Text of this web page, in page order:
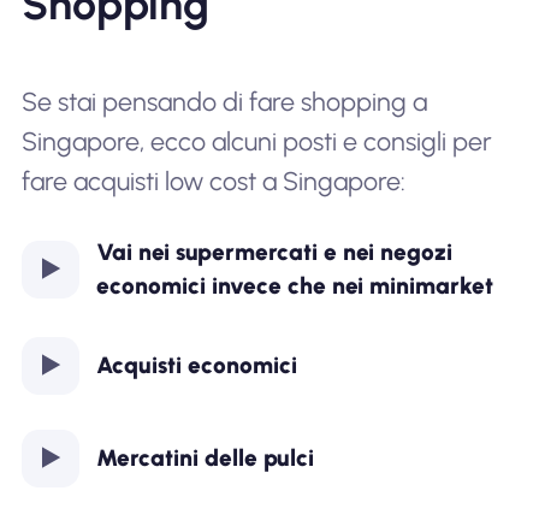
Se stai pensando di fare shopping a
Singapore, ecco alcuni posti e consigli per
fare acquisti low cost a Singapore:
Vai nei supermercati e nei negozi
economici invece che nei minimarket
Acquisti economici
Mercatini delle pulci